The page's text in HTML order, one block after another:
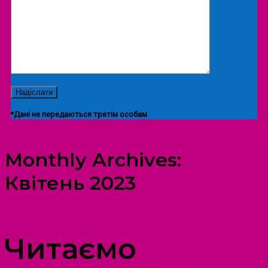
*Дані не передаються третім особам
Monthly Archives:
Квітень 2023
Читаємо